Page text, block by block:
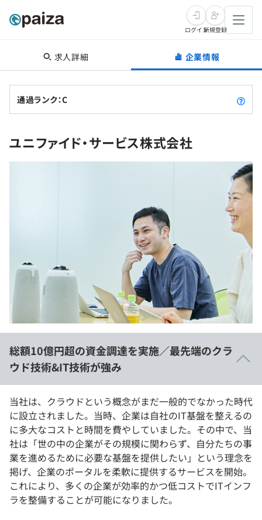
転職・キャリア
転職成功ガイド
インタビュー
新卒就活
求人検索
イベント・セミナー
学習
ナレッジ
リファレンス
プラン
個人向けプラン
法人向けプラン
学校向けプラン
契約内容・クーポン
再チャレンジ結果一覧
paiza times
ログイン新規登録
求人詳細 企業情報
通過ランク：C
ユニファイド・サービス株式会社
総額10億円超の資金調達を実施／最先端のクラ
ウド技術&IT技術が強み
当社は、クラウドという概念がまだ一般的でなかった時代
に設立されました。当時、企業は自社のIT基盤を整えるの
に多大なコストと時間を費やしていました。その中で、当
社は「世の中の企業がその規模に関わらず、自分たちの事
業を進めるために必要な基盤を提供したい」という理念を
掲げ、企業のポータルを柔軟に提供するサービスを開始。
これにより、多くの企業が効率的かつ低コストでITインフ
ラを整備することが可能になりました。